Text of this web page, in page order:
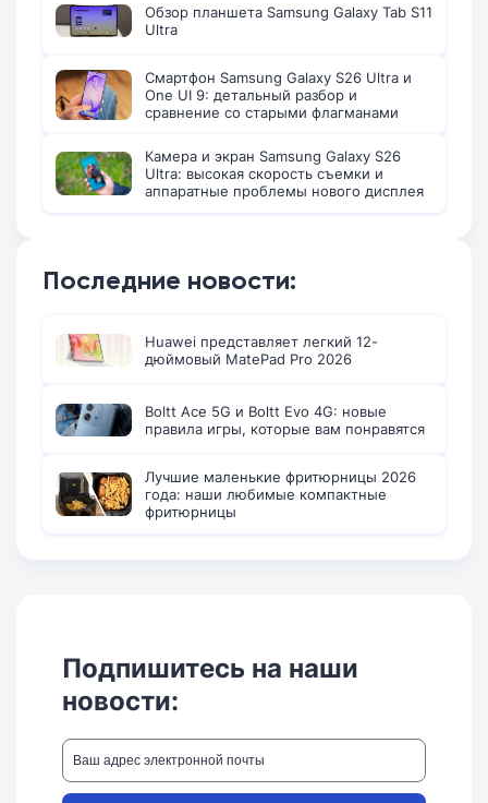
Обзор планшета Samsung Galaxy Tab S11
Ultra
Смартфон Samsung Galaxy S26 Ultra и
One UI 9: детальный разбор и
сравнение со старыми флагманами
Камера и экран Samsung Galaxy S26
Ultra: высокая скорость съемки и
аппаратные проблемы нового дисплея
Последние новости:
Huawei представляет легкий 12-
дюймовый MatePad Pro 2026
Boltt Ace 5G и Boltt Evo 4G: новые
правила игры, которые вам понравятся
Лучшие маленькие фритюрницы 2026
года: наши любимые компактные
фритюрницы
Подпишитесь на наши
новости: